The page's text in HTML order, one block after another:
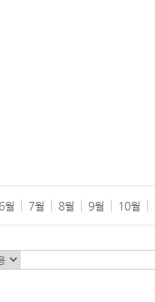
6월 7월 8월 9월 10월